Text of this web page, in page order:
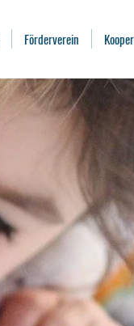
Förderverein